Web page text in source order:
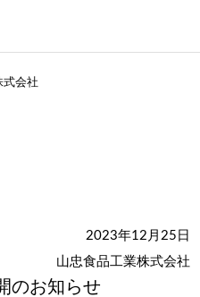
式会社
2023年12月25日
山忠食品工業株式会社
のお知らせ